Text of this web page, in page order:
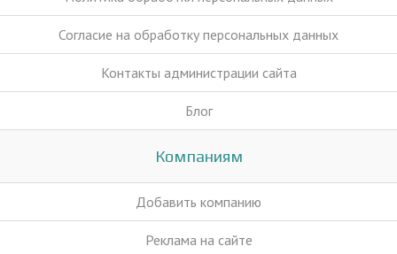
Согласие на обработку персональных данных
Контакты администрации сайта
Блог
Компаниям
Добавить компанию
Реклама на сайте